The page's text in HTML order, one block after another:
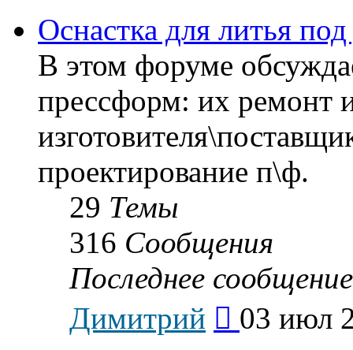
Оснастка для литья
В этом форуме
прессформ: их ремонт
проектирование п\ф.
29 Темы
316 Сообщения
Последнее сообщение
Димитрий
последнему
03 июл